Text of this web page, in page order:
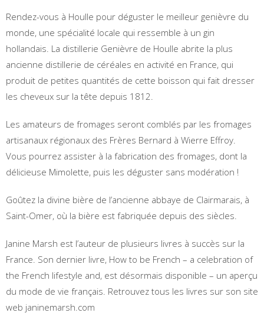
Rendez-vous à Houlle pour déguster le meilleur genièvre du
monde, une spécialité locale qui ressemble à un gin
hollandais. La distillerie Genièvre de Houlle abrite la plus
ancienne distillerie de céréales en activité en France, qui
produit de petites quantités de cette boisson qui fait dresser
les cheveux sur la tête depuis 1812.
Les amateurs de fromages seront comblés par les fromages
artisanaux régionaux des Frères Bernard à Wierre Effroy.
Vous pourrez assister à la fabrication des fromages, dont la
délicieuse Mimolette, puis les déguster sans modération !
Goûtez la divine bière de l’ancienne abbaye de Clairmarais, à
Saint-Omer, où la bière est fabriquée depuis des siècles.
Janine Marsh est l’auteur de plusieurs livres à succès sur la
France. Son dernier livre, How to be French – a celebration of
the French lifestyle and, est désormais disponible – un aperçu
du mode de vie français. Retrouvez tous les livres sur son site
web janinemarsh.com